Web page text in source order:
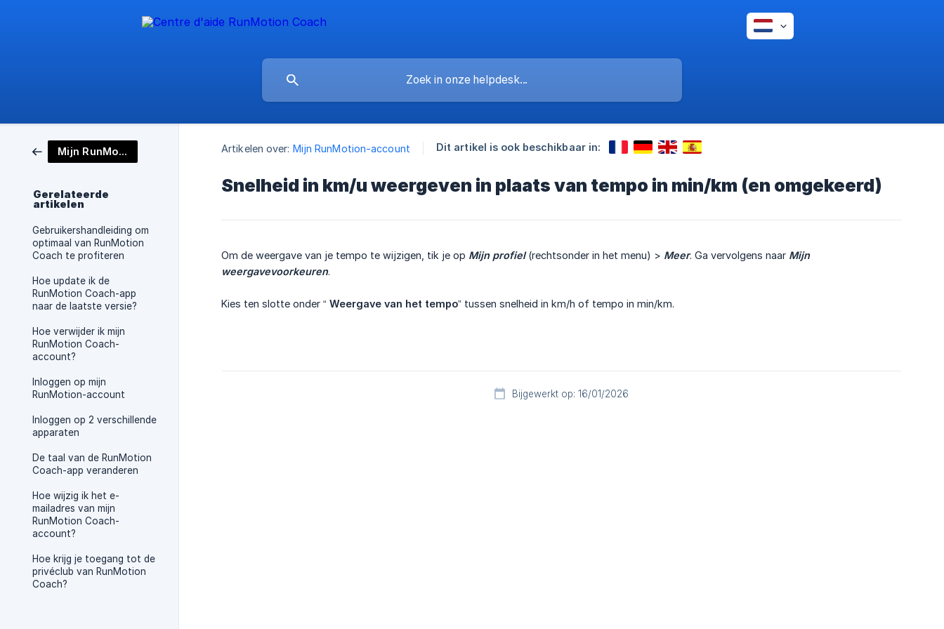
Mijn RunMotion-account
Gerelateerde
artikelen
Gebruikershandleiding om
optimaal van RunMotion
Coach te profiteren
Hoe update ik de
RunMotion Coach-app
naar de laatste versie?
Hoe verwijder ik mijn
RunMotion Coach-
account?
Inloggen op mijn
RunMotion-account
Inloggen op 2 verschillende
apparaten
De taal van de RunMotion
Coach-app veranderen
Hoe wijzig ik het e-
mailadres van mijn
RunMotion Coach-
account?
Hoe krijg je toegang tot de
privéclub van RunMotion
Coach?
Artikelen over: Mijn RunMotion-account Dit artikel is ook beschikbaar in:
Snelheid in km/u weergeven in plaats van tempo in min/km (en omgekeerd)
Om de weergave van je tempo te wijzigen, tik je op Mijn profiel (rechtsonder in het menu) > Meer. Ga vervolgens naar Mijn
weergavevoorkeuren.
Kies ten slotte onder “ Weergave van het tempo” tussen snelheid in km/h of tempo in min/km.
Bijgewerkt op: 16/01/2026